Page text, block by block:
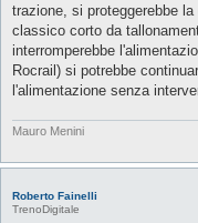
trazione, si proteggerebbe
classico corto da
interromperebbe
Rocrail) si potrebbe
l'alimentazione senza
Mauro Menini
Roberto Fainelli
TrenoDigitale